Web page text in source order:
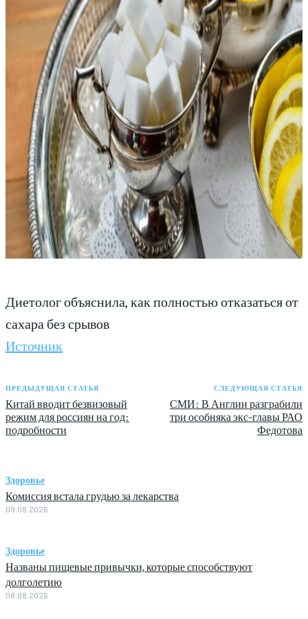
Диетолог объяснила, как полностью отказаться от
сахара без срывов
Источник
ПРЕДЫДУЩАЯ СТАТЬЯ
Китай вводит безвизовый
режим для россиян на год:
подробности
СЛЕДУЮЩАЯ СТАТЬЯ
СМИ: В Англии разграбили
три особняка экс-главы РАО
Федотова
Здоровье
Комиссия встала грудью за лекарства
09.08.2026
Здоровье
Названы пищевые привычки, которые способствуют
долголетию
08.08.2026